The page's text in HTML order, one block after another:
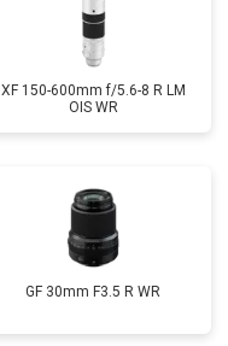
XF 150-600mm f/5.6-8 R LM
OIS WR
GF 30mm F3.5 R WR